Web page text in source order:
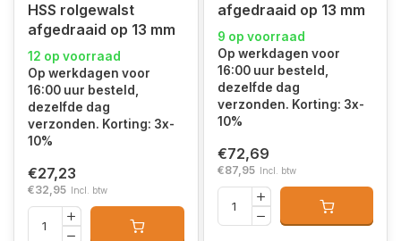
HSS rolgewalst
afgedraaid op 13 mm
12 op voorraad
Op werkdagen voor
16:00 uur besteld,
dezelfde dag
verzonden. Korting: 3x-
10%
€27,23
€32,95 Incl. btw
afgedraaid op 13 mm
9 op voorraad
Op werkdagen voor
16:00 uur besteld,
dezelfde dag
verzonden. Korting: 3x-
10%
€72,69
€87,95 Incl. btw